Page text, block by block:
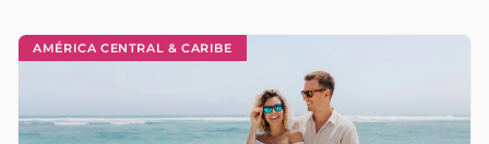
AMÉRICA CENTRAL & CARIBE